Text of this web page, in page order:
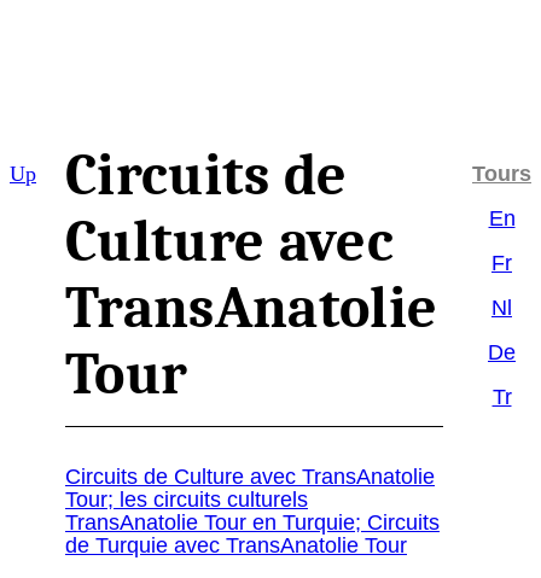
Up
Circuits de
Culture avec
TransAnatolie
Tour
Circuits de Culture avec TransAnatolie
Tour; les circuits culturels
TransAnatolie Tour en Turquie; Circuits
de Turquie avec TransAnatolie Tour
Tours
En
Fr
Nl
De
Tr